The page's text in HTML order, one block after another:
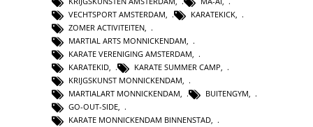
VECHTSPORT AMSTERDAM
KARATEKICK
ZOMER ACTIVITEITEN
MARTIAL ARTS MONNICKENDAM,
KARATE VERENIGING AMSTERDAM,
KARATEKID, KARATE SUMMER CAMP,
KRIJGSKUNST MONNICKENDAM,
MARTIALART MONNICKENDAM, BUITENGYM,
GO-OUT-SIDE,
KARATE MONNICKENDAM BINNENSTAD,